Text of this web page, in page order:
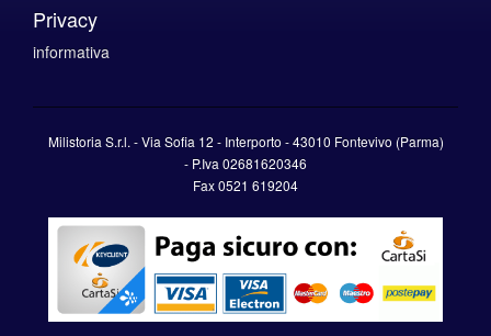
Privacy
informativa
Milistoria S.r.l. - Via Sofia 12 - Interporto - 43010 Fontevivo (Parma)
- P.Iva 02681620346
Fax 0521 619204